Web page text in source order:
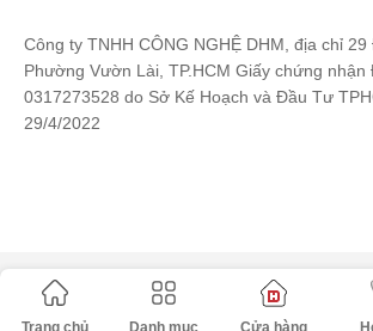
Trang chủ Danh mục Cửa hàng
Bluetooth Chính Hãng cũ
Samsung Galaxy Watch6 40mm LTE Chính
Hãng
Bluetooth Chính Hãng
Samsung Galaxy Watch6 44mm LTE Chính
Công ty TNHH CÔNG NGHỆ DHM, địa chỉ 29
Phường Vườn Lài, TP.HCM Giấy chứng nhận
0317273528 do Sở Kế Hoạch và Đầu Tư
29/4/2022